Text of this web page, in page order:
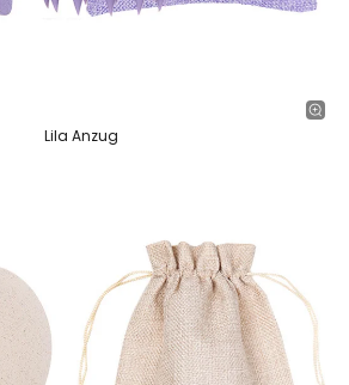
Lila Anzug